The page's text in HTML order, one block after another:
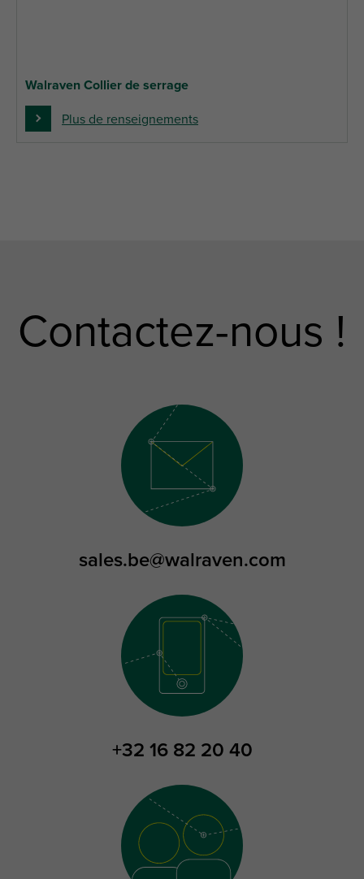
Walraven Collier de serrage
Plus de renseignements
Contactez-nous !
sales.be@walraven.com
+32 16 82 20 40